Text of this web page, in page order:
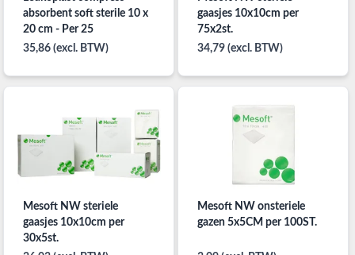
absorbent soft sterile 10 x
20 cm - Per 25
35,86 (excl. BTW)
gaasjes 10x10cm per
75x2st.
34,79 (excl. BTW)
Mesoft NW steriele
gaasjes 10x10cm per
30x5st.
Mesoft NW onsteriele
gazen 5x5CM per 100ST.